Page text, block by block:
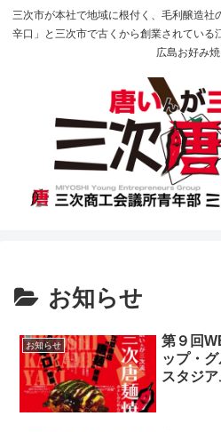
三次市が本社で地域に根付く、毛利醸造社
辛口」と三次市で古くから創業されている
広島お好み焼
お知らせ
お知らせ
第９回
ップ・
スタジ